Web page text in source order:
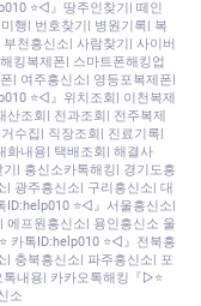
⭐◁』땅주인찾기| 떼인
행| 번호찾기| 병원기록| 복
천흥신소| 사람찾기| 사이버
킹복제폰| 스마트폰해킹업
| 여주흥신소| 영등포복제폰|
⭐◁』위치조회| 이천복제
조회| 전과조회| 전주복제
수집| 직장조회| 진료기록|
화내용| 택배조회| 해결사
| 흥신소카톡해킹| 경기도흥
| 광주흥신소| 구리흥신소| 대
⭐◁』서울흥신소|
에프원흥신소| 용인흥신소 울
카톡ID:help010 ⭐◁』전북흥
| 충북흥신소| 파주흥신소| 포
내용| 카카오톡해킹『▷⭐
소